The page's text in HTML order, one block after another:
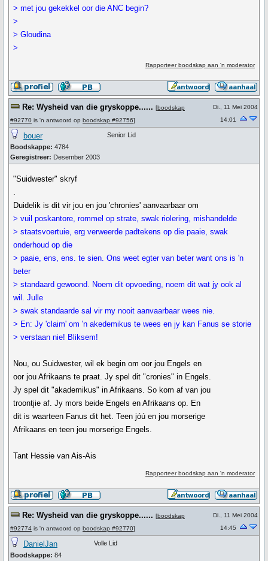
> met jou gekekkel oor die ANC begin?
>
> Gloudina
>
Rapporteer boodskap aan 'n moderator
Re: Wysheid van die gryskoppe...... [boodskap
#92770 is 'n antwoord op boodskap #92756]
Di., 11 Mei 2004
14:01
bouer
Boodskappe: 4784
Geregistreer: Desember 2003
Senior Lid
"Suidwester" skryf
.
Duidelik is dit vir jou en jou 'chronies' aanvaarbaar om
> vuil poskantore, rommel op strate, swak riolering, mishandelde
> staatsvoertuie, erg verweerde padtekens op die paaie, swak
onderhoud op die
> paaie, ens, ens. te sien. Ons weet egter van beter want ons is 'n
beter
> standaard gewoond. Noem dit opvoeding, noem dit wat jy ook al
wil. Julle
> swak standaarde sal vir my nooit aanvaarbaar wees nie.
> En: Jy 'claim' om 'n akedemikus te wees en jy kan Fanus se storie
> verstaan nie! Bliksem!
Nou, ou Suidwester, wil ek begin om oor jou Engels en
oor jou Afrikaans te praat. Jy spel dit "cronies" in Engels.
Jy spel dit "akademikus" in Afrikaans. So kom af van jou
troontjie af. Jy mors beide Engels en Afrikaans op. En
dit is waarteen Fanus dit het. Teen jóú en jou morserige
Afrikaans en teen jou morserige Engels.
Tant Hessie van Ais-Ais
Rapporteer boodskap aan 'n moderator
Re: Wysheid van die gryskoppe...... [boodskap
#92774 is 'n antwoord op boodskap #92770]
Di., 11 Mei 2004
14:45
DanielJan
Boodskappe: 84
Volle Lid